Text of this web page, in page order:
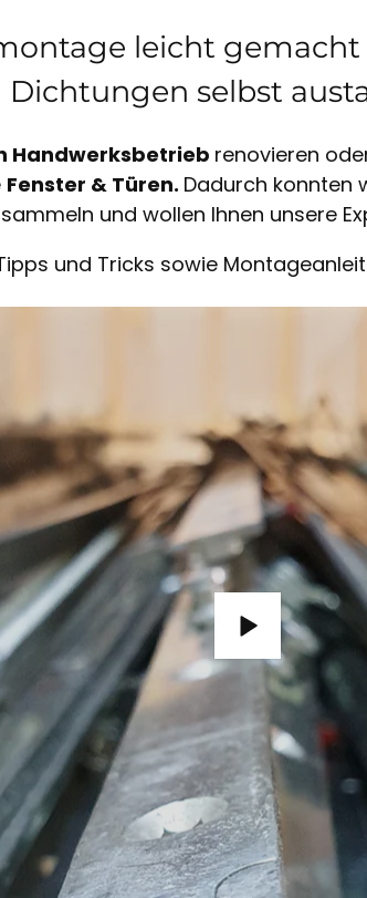
leicht gemacht
Dichtungen selbst
Handwerksbetrieb renovieren
Fenster & Türen. Dadurch konnten
und wollen Ihnen unsere
und Tricks sowie